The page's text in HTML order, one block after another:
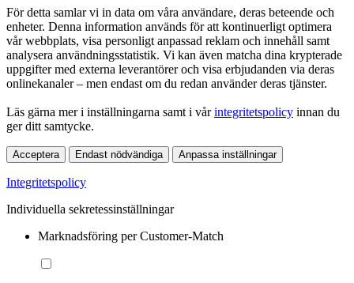
För detta samlar vi in data om våra användare, deras beteende och
enheter. Denna information används för att kontinuerligt optimera
vår webbplats, visa personligt anpassad reklam och innehåll samt
analysera användningsstatistik. Vi kan även matcha dina krypterade
uppgifter med externa leverantörer och visa erbjudanden via deras
onlinekanaler – men endast om du redan använder deras tjänster.
Läs gärna mer i inställningarna samt i vårintegritetspolicy innan du
ger ditt samtycke.
Acceptera Endast nödvändiga Anpassa inställningar
Integritetspolicy
Individuella sekretessinställningar
Marknadsföring per Customer-Match